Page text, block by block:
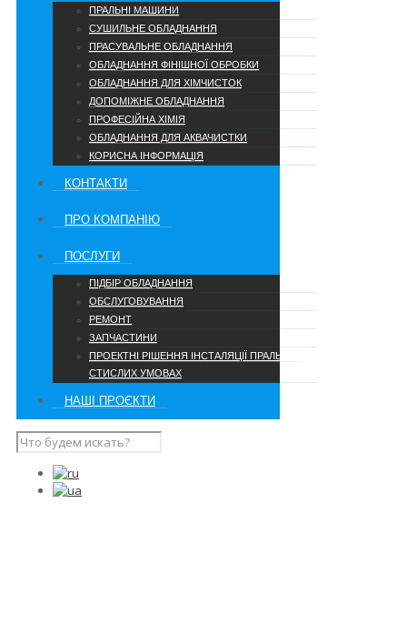
ПРАЛЬНІ МАШИНИ
СУШИЛЬНЕ ОБЛАДНАННЯ
ПРАСУВАЛЬНЕ ОБЛАДНАННЯ
ОБЛАДНАННЯ ФІНІШНОЇ ОБРОБКИ
ОБЛАДНАННЯ ДЛЯ ХІМЧИСТОК
ДОПОМІЖНЕ ОБЛАДНАННЯ
ПРОФЕСІЙНА ХІМІЯ
ОБЛАДНАННЯ ДЛЯ АКВАЧИСТКИ
КОРИСНА ІНФОРМАЦІЯ
КОНТАКТИ
ПРО КОМПАНІЮ
ПОСЛУГИ
ПІДБІР ОБЛАДНАННЯ
ОБСЛУГОВУВАННЯ
РЕМОНТ
ЗАПЧАСТИНИ
ПРОЕКТНІ РІШЕННЯ ІНСТАЛЯЦІЇ ПРАЛЬНІ В
СТИСЛИХ УМОВАХ
НАШІ ПРОЄКТИ